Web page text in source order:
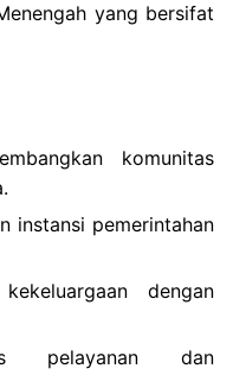
yang bersifat
komunitas
instansi pemerintahan
dengan
pelayanan dan